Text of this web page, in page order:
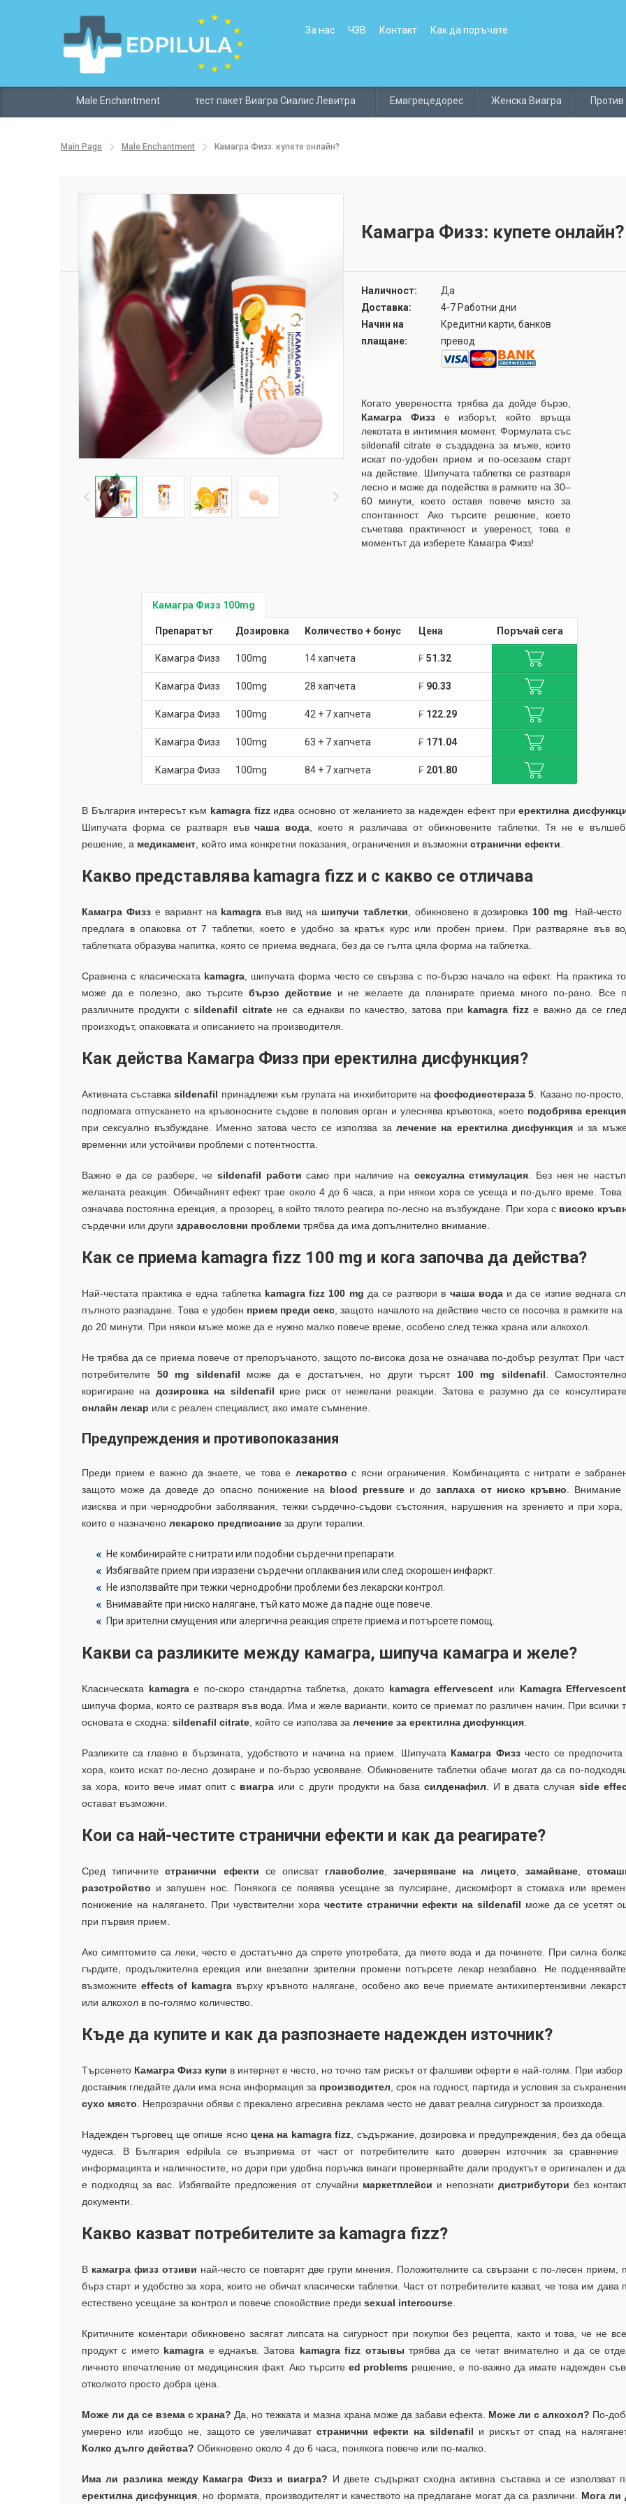
За нас ЧЗВ Контакт Как да поръчате
Male Enchantment тест пакет Виагра Сиалис Левитра Емагрецедорес Женска Виагра Против
Main Page Male Enchantment Камагра Физз: купете онлайн?
Камагра Физз: купете онлайн?
Наличност:
Да
Доставка:
4-7 Работни дни
Начин на
плащане:
Кредитни карти, банков
превод
Когато увереността трябва да дойде бързо,
Камагра Физзе изборът, който връща
лекотата в интимния момент. Формулата със
sildenafil citrate е създадена за мъже, които
искат по-удобен прием и по-осезаем старт
на действие. Шипучата таблетка се разтваря
лесно и може да подейства в рамките на 30–
60 минути, което оставя повече място за
спонтанност. Ако търсите решение, което
съчетава практичност и увереност, това е
моментът да изберете Камагра Физз!
Камагра Физз 100mg
Препаратът Дозировка Количество + бонус Цена Поръчай сега
Камагра Физз 100mg 14 хапчета ₣51.32
Камагра Физз 100mg 28 хапчета ₣90.33
Камагра Физз 100mg 42 + 7 хапчета ₣122.29
Камагра Физз 100mg 63 + 7 хапчета ₣171.04
Камагра Физз 100mg 84 + 7 хапчета ₣201.80
В България интересът към kamagra fizzидва основно от желанието за надежден ефект приеректилна
Шипучата форма се разтваря въвчаша вода , което я различава от обикновените таблетки. Тя не е
решение, а медикамент , който има конкретни показания, ограничения и възможни странични ефекти
Какво представлява kamagra fizz и с какво се отличава
Камагра Физзе вариант на kamagra във вид на шипучи таблетки , обикновено в дозировка 100 mg . Най-често
предлага в опаковка от 7 таблетки, което е удобно за кратък курс или пробен прием. При разтваряне във
таблетката образува напитка, която се приема веднага, без да се гълта цяла форма на таблетка.
Сравнена с класическата kamagra, шипучата форма често се свързва с по-бързо начало на ефект. На практика
може да е полезно, ако търсите бързо действиеи не желаете да планирате приема много по-рано. Все
различните продукти сsildenafil citrateне са еднакви по качество, затова при kamagra fizzе важно да се
произходът, опаковката и описанието на производителя.
Как действа Камагра Физз при еректилна дисфункция?
Активната съставкаsildenafil принадлежи към групата на инхибиторите нафосфодиестераза 5 . Казано по-просто,
подпомага отпускането на кръвоносните съдове в половия орган и улеснява кръвотока, което подобрява
при сексуално възбуждане. Именно затова често се използва за лечение на еректилна дисфункция и за
временни или устойчиви проблеми с потентността.
Важно е да се разбере, че sildenafil работи само при наличие на сексуална стимулация . Без нея не
желаната реакция. Обичайният ефект трае около 4 до 6 часа, а при някои хора се усеща и по-дълго време. Това
означава постоянна ерекция, а прозорец, в който тялото реагира по-лесно на възбуждане. При хора с високо
сърдечни или други здравословни проблеми трябва да има допълнително внимание.
Как се приема kamagra fizz 100 mg и кога започва да действа?
Най-честата практика е една таблетка kamagra fizz 100 mg да се разтвори в чаша водаи да се изпие веднага
пълното разпадане. Това е удобен прием преди секс , защото началото на действие често се посочва в рамките на
до 20 минути. При някои мъже може да е нужно малко повече време, особено след тежка храна или алкохол.
Не трябва да се приема повече от препоръчаното, защото по-висока доза не означава по-добър резултат. При част
потребителите 50 mg sildenafil може да е достатъчен, но други търсят 100 mg sildenafil .
коригиране на дозировка на sildenafil крие риск от нежелани реакции. Затова е разумно да се
онлайн лекар или с реален специалист, ако имате съмнение.
Предупреждения и противопоказания
Преди прием е важно да знаете, че това е лекарство с ясни ограничения. Комбинацията с нитрати е
защото може да доведе до опасно понижение на blood pressure и дозаплаха от ниско кръвно . Внимание
изисква и при чернодробни заболявания, тежки сърдечно-съдови състояния, нарушения на зрението и при хора,
които е назначено лекарско предписание за други терапии.
Не комбинирайте с нитрати или подобни сърдечни препарати.
Избягвайте прием при изразени сърдечни оплаквания или след скорошен инфаркт.
Не използвайте при тежки чернодробни проблеми без лекарски контрол.
Внимавайте при ниско налягане, тъй като може да падне още повече.
При зрителни смущения или алергична реакция спрете приема и потърсете помощ.
Какви са разликите между камагра, шипуча камагра и желе?
Класическата kamagraе по-скоро стандартна таблетка, докато kamagra effervescent или Kamagra Effervescent
шипуча форма, която се разтваря във вода. Има и желе варианти, които се приемат по различен начин. При всички
основата е сходна: sildenafil citrate , който се използва за лечение за еректилна дисфункция
Разликите са главно в бързината, удобството и начина на прием. Шипучата Камагра Физзчесто се предпочита
хора, които искат по-лесно дозиране и по-бързо усвояване. Обикновените таблетки обаче могат да са по-
за хора, които вече имат опит с виагра или с други продукти на база силденафил . И в двата случая side
остават възможни.
Кои са най-честите странични ефекти и как да реагирате?
Сред типичнитестранични ефекти се описват главоболие ,зачервяване на лицето замайване,
разстройство и запушен нос. Понякога се появява усещане за пулсиране, дискомфорт в стомаха или
понижение на налягането. При чувствителни хора честите странични ефекти на sildenafil може да се усетят
при първия прием.
Ако симптомите са леки, често е достатъчно да спрете употребата, да пиете вода и да починете. При силна
гърдите, продължителна ерекция или внезапни зрителни промени потърсете лекар незабавно. Не
възможните effects of kamagra върху кръвното налягане, особено ако вече приемате антихипертензивни
или алкохол в по-голямо количество.
Къде да купите и как да разпознаете надежден източник?
Търсенето Камагра Физз купи в интернет е често, но точно там рискът от фалшиви оферти е най-голям. При избор
доставчик гледайте дали има ясна информация за производител , срок на годност, партида и условия за
сухо място . Непрозрачни обяви с прекалено агресивна реклама често не дават реална сигурност за произхода.
Надежден търговец ще опише ясно цена на kamagra fizz , съдържание, дозировка и предупреждения, без да
чудеса. В България edpilula се възприема от част от потребителите като доверен източник за сравнение
информацията и наличностите, но дори при удобна поръчка винаги проверявайте дали продуктът е оригинален и
е подходящ за вас. Избягвайте предложения от случайни маркетплейси и непознати дистрибутори без
документи.
Какво казват потребителите за kamagra fizz?
В камaгра физз отзиви най-често се повтарят две групи мнения. Положителните са свързани с по-лесен прием,
бърз старт и удобство за хора, които не обичат класически таблетки. Част от потребителите казват, че това им дава
естествено усещане за контрол и повече спокойствие преди sexual intercourse
Критичните коментари обикновено засягат липсата на сигурност при покупки без рецепта, както и това, че не
продукт с името kamagra е еднакъв. Затова kamagra fizz отзывы трябва да се четат внимателно и да се
личното впечатление от медицинския факт. Ако търсите ed problems решение, е по-важно да имате надежден
отколкото просто добра цена.
Може ли да се взема с храна? Да, но тежката и мазна храна може да забави ефекта. Може ли с алкохол? По-
умерено или изобщо не, защото се увеличаватстранични ефекти на sildenafil и рискът от спад на
Колко дълго действа? Обикновено около 4 до 6 часа, понякога повече или по-малко.
Има ли разлика между Камагра Физз и виагра? И двете съдържат сходна активна съставка и се използват
еректилна дисфункция, но формата, производителят и качеството на предлагане могат да са различни. Мога ли